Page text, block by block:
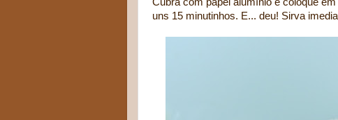
uns 15 minutinhos. E... deu! Sirva